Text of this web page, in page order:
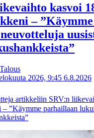
kasvoi
–
Talous
2026, 9:45 6.8.2026
artikkeliin SRV:n
”Käymme parhaillaan